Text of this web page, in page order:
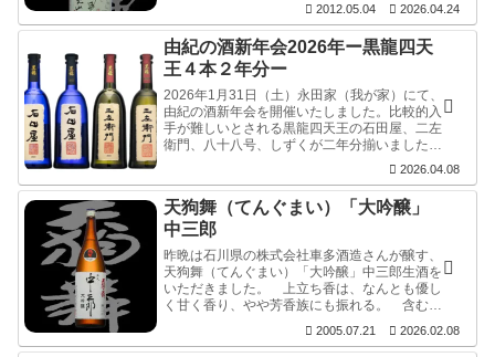
おきます。 いつものよ...
2012.05.04 2026.04.24
由紀の酒新年会2026年ー黒龍四天
王４本２年分ー
2026年1月31日（土）永田家（我が家）にて、
由紀の酒新年会を開催いたしました。比較的入
手が難しいとされる黒龍四天王の石田屋、二左
衛門、八十八号、しずくが二年分揃いましたの
2026.04.08
天狗舞（てんぐまい）「大吟醸」
中三郎
昨晩は石川県の株式会社車多酒造さんが醸す、
天狗舞（てんぐまい）「大吟醸」中三郎生酒を
いただきました。 上立ち香は、なんとも優し
く甘く香り、やや芳香族にも振れる。 含む
微妙な苦味渋味、の順序で全て感じ...
2005.07.21 2026.02.08